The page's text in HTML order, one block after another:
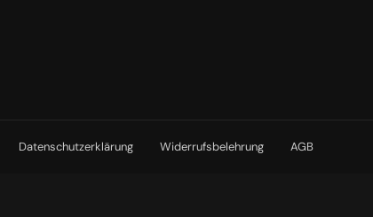
Datenschutzerklärung Widerrufsbelehrung AGB